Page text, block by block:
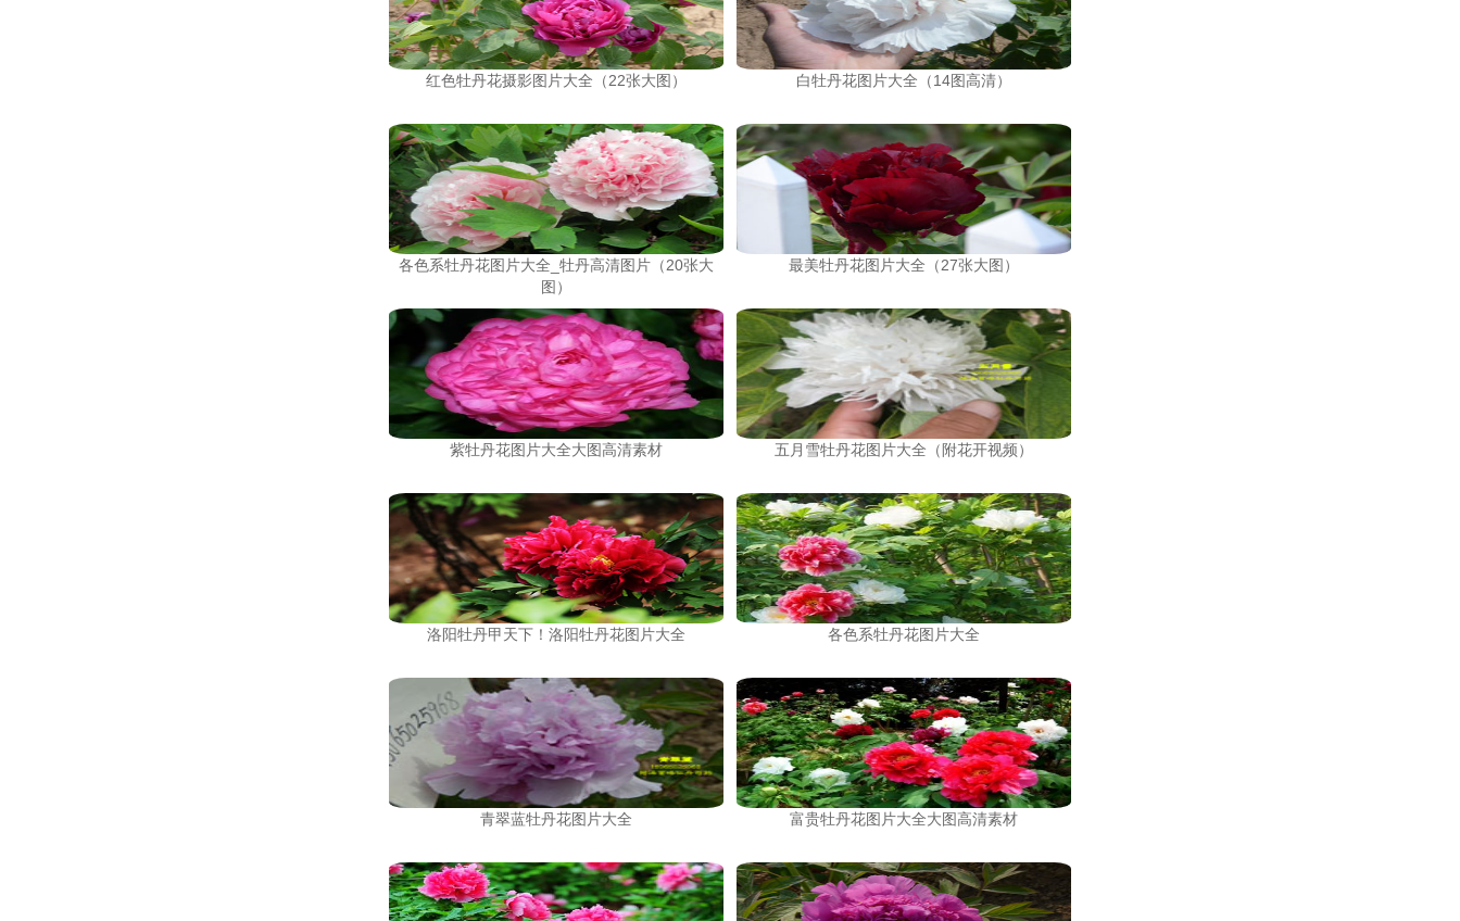
红色牡丹花摄影图片大全（22张大图） 白牡丹花图片大全（14图高清）
各色系牡丹花图片大全_牡丹高清图片（20张大
图）
最美牡丹花图片大全（27张大图）
紫牡丹花图片大全大图高清素材 五月雪牡丹花图片大全（附花开视频）
洛阳牡丹甲天下！洛阳牡丹花图片大全 各色系牡丹花图片大全
青翠蓝牡丹花图片大全 富贵牡丹花图片大全大图高清素材